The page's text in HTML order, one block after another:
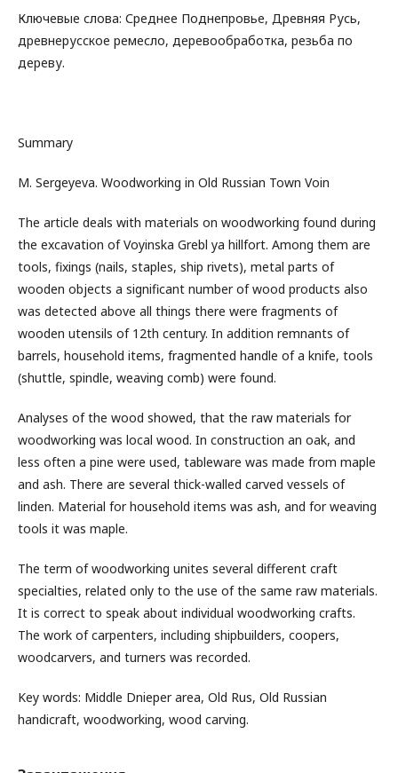
Ключевые слова: Среднее Поднепровье, Древняя Русь,
древнерусское ремесло, деревообработка, резьба по
дереву.
Summary
M. Sergeyeva. Woodworking in Old Russian Town Voin
The article deals with materials on woodworking found during
the excavation of Voyinska Grebl ya hillfort. Among them are
tools, fixings (nails, staples, ship rivets), metal parts of
wooden objects a significant number of wood products also
was detected above all things there were fragments of
wooden utensils of 12th century. In addition remnants of
barrels, household items, fragmented handle of a knife, tools
(shuttle, spindle, weaving comb) were found.
Analyses of the wood showed, that the raw materials for
woodworking was local wood. In construction an oak, and
less often a pine were used, tableware was made from maple
and ash. There are several thick-walled carved vessels of
linden. Material for household items was ash, and for weaving
tools it was maple.
The term of woodworking unites several different craft
specialties, related only to the use of the same raw materials.
It is correct to speak about individual woodworking crafts.
The work of carpenters, including shipbuilders, coopers,
woodcarvers, and turners was recorded.
Key words: Middle Dnieper area, Old Rus, Old Russian
handicraft, woodworking, wood carving.